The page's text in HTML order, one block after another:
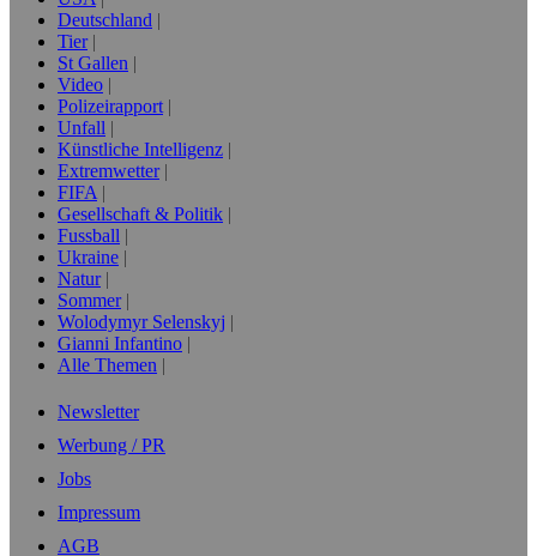
Deutschland
Tier
St Gallen
Video
Polizeirapport
Unfall
Künstliche Intelligenz
Extremwetter
FIFA
Gesellschaft & Politik
Fussball
Ukraine
Natur
Sommer
Wolodymyr Selenskyj
Gianni Infantino
Alle Themen
Newsletter
Werbung / PR
Jobs
Impressum
AGB